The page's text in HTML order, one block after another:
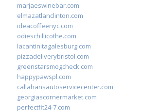
marjaeswinebar.com
elmazatlanclinton.com
ideacoffeenyc.com
odieschillicothe.com
lacantinitagalesburg.com
pizzadeliverybristol.com
greenstarsmogcheck.com
happypawspl.com
callahansautoservicecenter.com
georgiascornermarket.com
perfectfit24-7.com